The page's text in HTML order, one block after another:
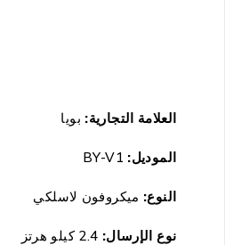
العلامة التجارية: بويا
الموديل:
النوع: ميكروفون لاسلكي
نوع الإرسال: